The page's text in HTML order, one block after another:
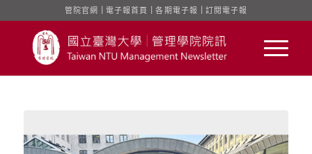
管院官網 電子報首頁 ｜各期電子報 訂閱電子報